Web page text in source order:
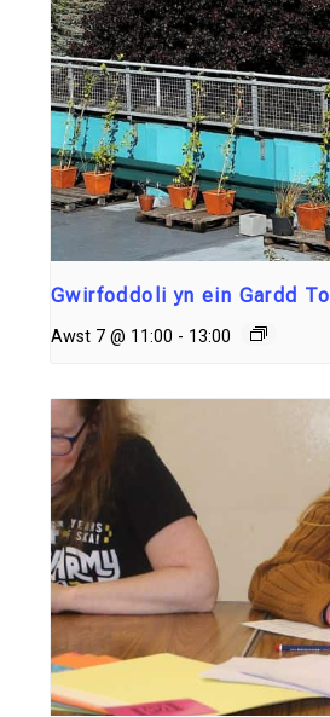
Gwirfoddoli yn ein Gardd To
Awst 7 @ 11:00 - 13:00